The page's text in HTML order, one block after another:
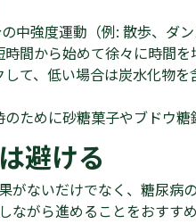
中強度運動（例: 散歩、ダン
間から始めて徐々に時間を
て、低い場合は炭水化物
ために砂糖菓子やブドウ糖
避ける
がないだけでなく、糖尿病
がら進めることをおすすめ